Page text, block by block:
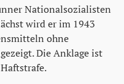
Nationalsozialisten
wird er im 1943
ohne
Die Anklage ist